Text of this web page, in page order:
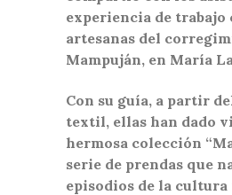
experiencia de trabajo
artesanas del
Mampuján, en María
Con su guía, a partir
textil, ellas han dado
hermosa colección
serie de prendas que
episodios de la cultura